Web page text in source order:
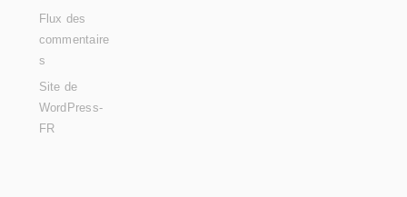
Flux des
commentaire
s
Site de
WordPress-
FR